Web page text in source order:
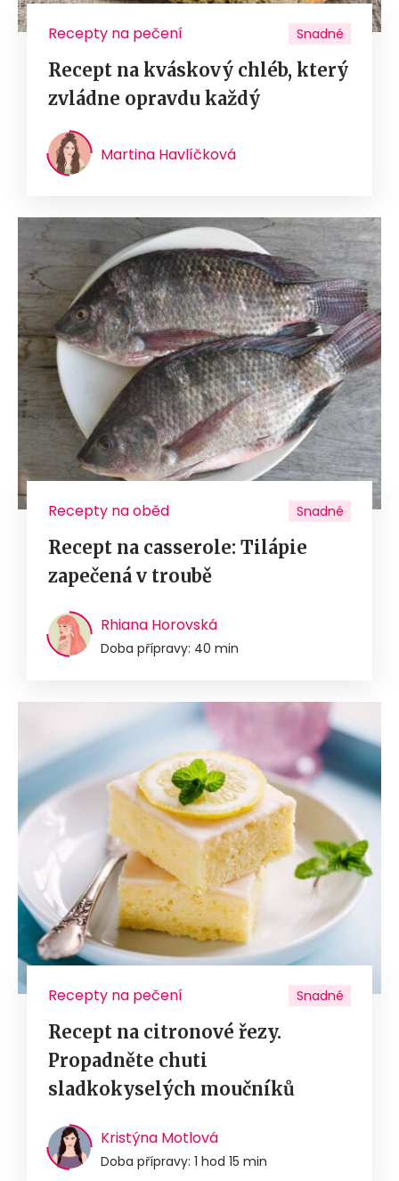
Recepty na pečení Snadné
Recept na kváskový chléb, který
zvládne opravdu každý
Martina Havlíčková
Recepty na oběd Snadné
Recept na casserole: Tilápie
zapečená v troubě
Rhiana Horovská
Doba přípravy: 40 min
Recepty na pečení Snadné
Recept na citronové řezy.
Propadněte chuti
sladkokyselých moučníků
Kristýna Motlová
Doba přípravy: 1 hod 15 min